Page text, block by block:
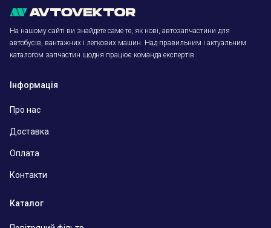
На нашому сайті ви знайдете саме те, як нові, автозапчастини для
автобусів, вантажних і легкових машин. Над правильним і актуальним
каталогом запчастин щодня працює команда експертів.
Інформація
Про нас
Доставка
Оплата
Контакти
Каталог